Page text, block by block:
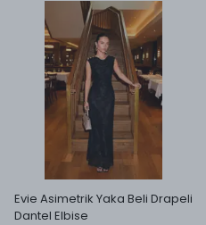
Evie Asimetrik Yaka Beli Drapeli
Dantel Elbise